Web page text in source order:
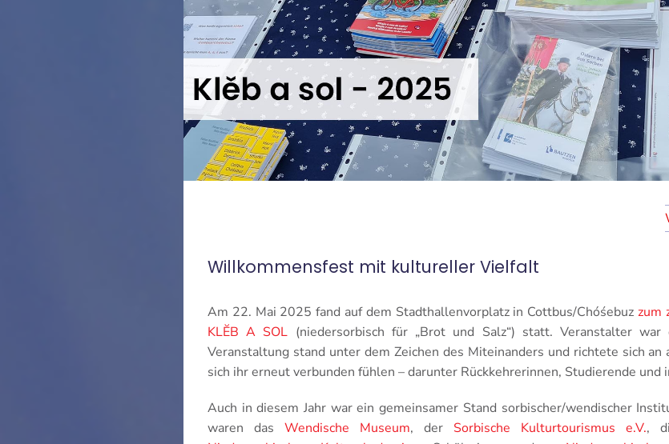
Willkommensfest mit kultureller Vielfalt
Am 22. Mai 2025 fand auf dem Stadthallenvorplatz in Cottbus/Chóśebuz zum
KLĔB A SOL (niedersorbisch für „Brot und Salz“) statt. Veranstalter
Veranstaltung stand unter dem Zeichen des Miteinanders und richtete sich
sich ihr erneut verbunden fühlen – darunter Rückkehrerinnen, Studierende und
Auch in diesem Jahr war ein gemeinsamer Stand sorbischer/wendischer
waren das Wendische Museum, der Sorbische Kulturtourismus e.V.,